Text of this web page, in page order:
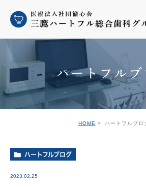
ハートフルブ
HOME ハートフルブロ
ハートフルブログ
2023.02.25